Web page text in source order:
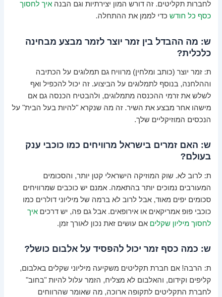
לחברות תקליטים. זה דורש המון יצירתיות וגם הבנהאיך לחסוך
כסף כל חודש כדי לממן את ההתחלה.
ש: מה ההבדל בין זמר יוצר לזמר מבצע מבחינה
כלכלית?
ת: זמר יוצר (כותב ומלחין) מרוויח גם תמלוגים על הכתיבה
וההלחנה, בנוסף לתמלוגים על הביצוע. זה יכול להכפיל ואף
לשלש את זרמי ההכנסה מתמלוגים, ולהבטיח הכנסה גם אם
מישהו אחר מבצע את השיר. זה מה שנקרא "להיות בעל הבית" על
הנכסים המוזיקליים שלך.
ש: האם זמרים בישראל מרוויחים כמו כוכבי ענק
בעולם?
ת: לרוב לא. שוק המוזיקה הישראלי קטן יותר, והסכומים
המעורבים נמוכים יותר בהתאמה. אמנם יש כוכבים שמרוויחים
סכומים יפים מאוד, אבל לרוב לא ברמה של מיליוני דולרים כמו
כוכבי פופ אמריקאים או אירופאים. אבל גם פה, יש דרכיםאיך
לחסוך מיליון שקלים אם עושים זאת נכון לאורך זמן.
ש: כמה כסף זמר יכול להפסיד על אלבום כושל?
ת: הרבה! אם חברת תקליטים משקיעה מיליוני שקלים באלבום,
קליפים וקידום, והאלבום לא מצליח, הזמר עלול להיות "בחוב"
לחברת התקליטים לתקופה ארוכה, מה שאומר שהרווחים